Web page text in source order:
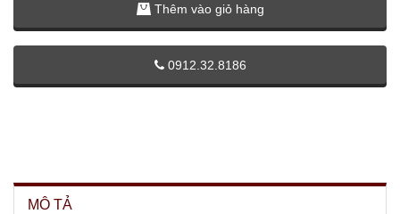
Thêm vào giỏ hàng
0912.32.8186
MÔ TẢ